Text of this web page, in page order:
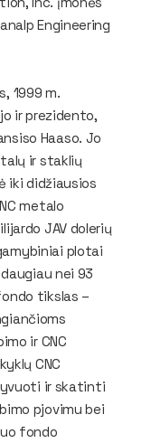
Engineering
1999 m.
ir prezidento,
Haaso. Jo
ir staklių
iki didžiausios
metalo
JAV dolerių
plotai
nei 93
tikslas –
ir CNC
CNC
ir skatinti
pjovimu bei
fondo